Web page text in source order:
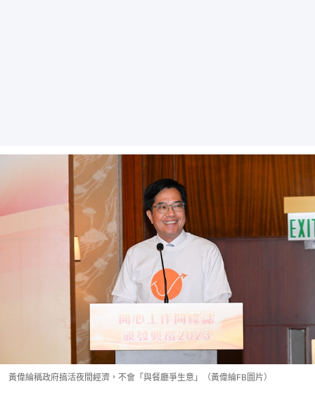
黃偉綸稱政府搞活夜間經濟，不會「與餐廳爭生意」（黃偉綸FB圖片）